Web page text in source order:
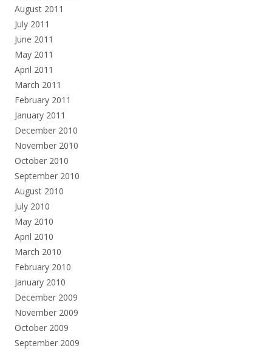
August 2011
July 2011
June 2011
May 2011
April 2011
March 2011
February 2011
January 2011
December 2010
November 2010
October 2010
September 2010
August 2010
July 2010
May 2010
April 2010
March 2010
February 2010
January 2010
December 2009
November 2009
October 2009
September 2009